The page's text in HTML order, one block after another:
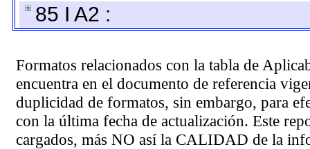
85 I A2 :
Formatos relacionados con la tabla de
encuentra en el documento de referencia
duplicidad de formatos, sin embargo, para
con la última fecha de actualización. Este
cargados, más NO así la CALIDAD de la